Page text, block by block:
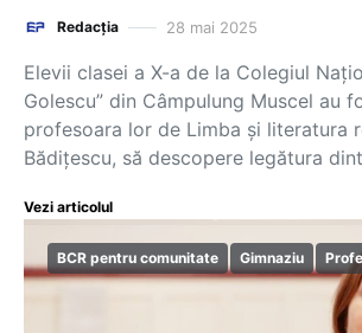
Redacția 28 mai 2025
Elevii clasei a X-a de la Colegiul
Golescu” din Câmpulung Muscel au
profesoara lor de Limba și literatura
Bădițescu, să descopere legătura
Vezi articolul
BCR pentru comunitate Gimnaziu